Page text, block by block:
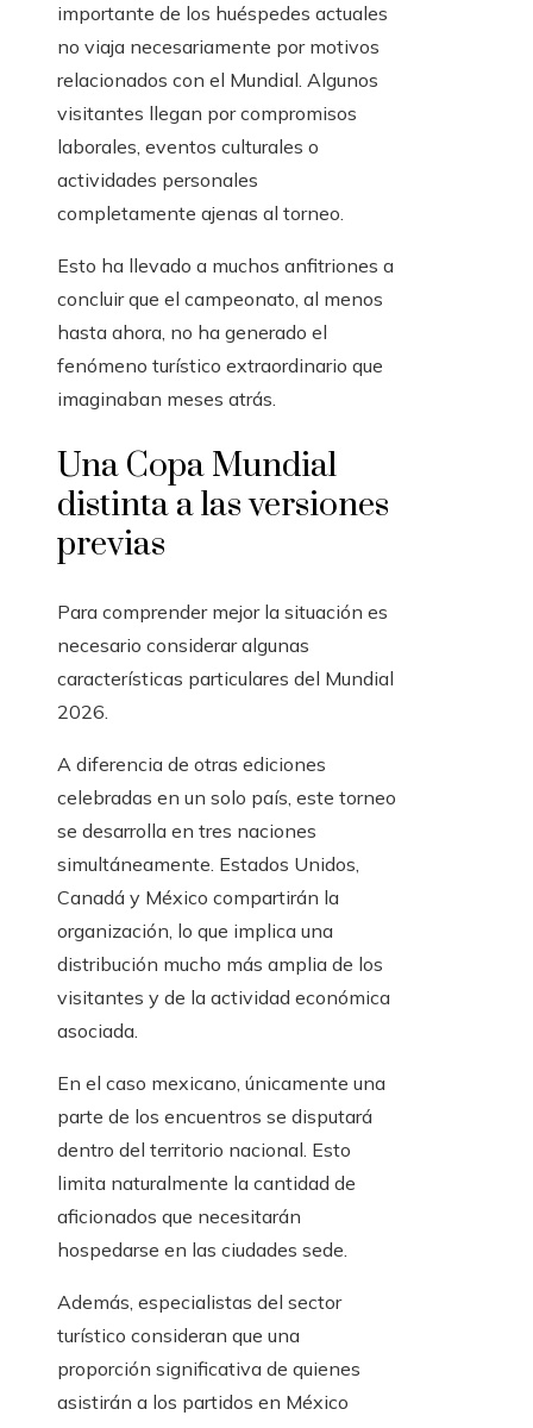
importante de los huéspedes actuales
no viaja necesariamente por motivos
relacionados con el Mundial. Algunos
visitantes llegan por compromisos
laborales, eventos culturales o
actividades personales
completamente ajenas al torneo.
Esto ha llevado a muchos anfitriones a
concluir que el campeonato, al menos
hasta ahora, no ha generado el
fenómeno turístico extraordinario que
imaginaban meses atrás.
Una Copa Mundial
distinta a las versiones
previas
Para comprender mejor la situación es
necesario considerar algunas
características particulares del Mundial
2026.
A diferencia de otras ediciones
celebradas en un solo país, este torneo
se desarrolla en tres naciones
simultáneamente. Estados Unidos,
Canadá y México compartirán la
organización, lo que implica una
distribución mucho más amplia de los
visitantes y de la actividad económica
asociada.
En el caso mexicano, únicamente una
parte de los encuentros se disputará
dentro del territorio nacional. Esto
limita naturalmente la cantidad de
aficionados que necesitarán
hospedarse en las ciudades sede.
Además, especialistas del sector
turístico consideran que una
proporción significativa de quienes
asistirán a los partidos en México